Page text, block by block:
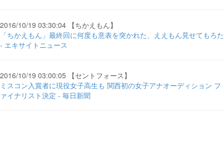
2016/10/19 03:30:04 【ちかえもん】
「ちかえもん」最終回に何度も意表を突かれた、ええもん見せてもろた
- エキサイトニュース
2016/10/19 03:00:05 【セントフォース】
ミスコン入賞者に現役女子高生も 関西初の女子アナオーディション フ
ァイナリスト決定 - 毎日新聞